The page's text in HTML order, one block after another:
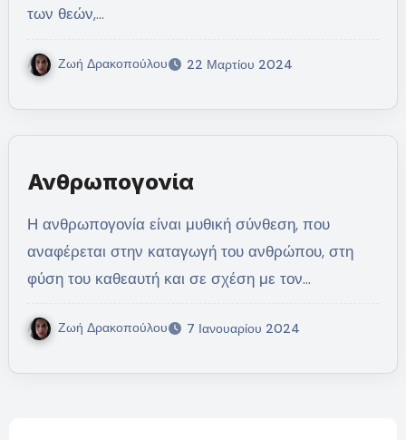
των θεών,…
Ζωή Δρακοπούλου 22 Μαρτίου 2024
Ανθρωπογονία
Η ανθρωπογονία είναι μυθική σύνθεση, που
αναφέρεται στην καταγωγή του ανθρώπου, στη
φύση του καθεαυτή και σε σχέση με τον…
Ζωή Δρακοπούλου 7 Ιανουαρίου 2024